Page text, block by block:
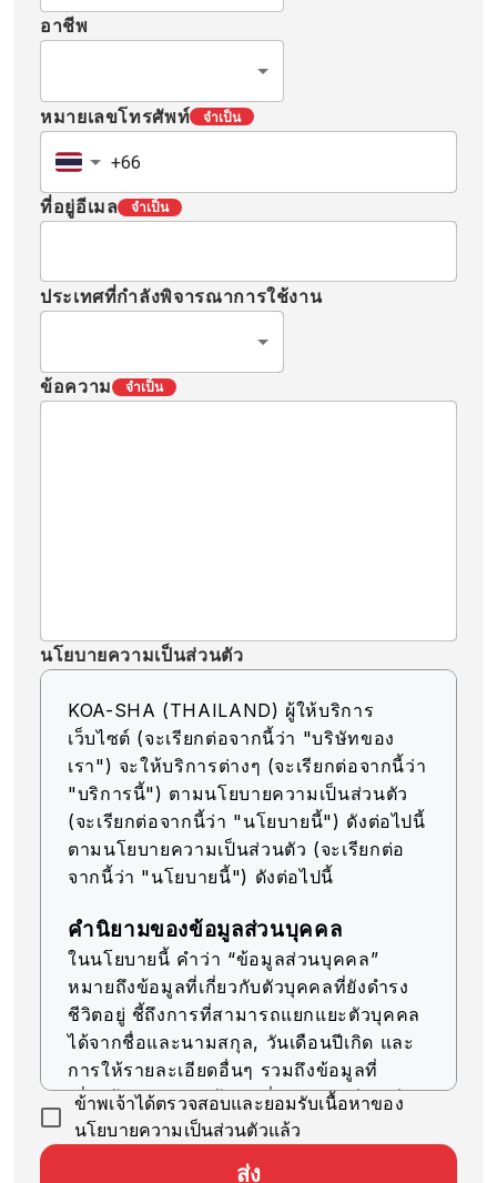
อาชีพ
หมายเลขโทรศัพท์ จำเป็น
ที่อยู่อีเมล จำเป็น
ประเทศที่กำลังพิจารณาการใช้งาน
ข้อความ จำเป็น
นโยบายความเป็นส่วนตัว
KOA-SHA (THAILAND) ผู้ให้บริการ
เว็บไซต์ (จะเรียกต่อจากนี้ว่า "บริษัทของ
เรา") จะให้บริการต่างๆ (จะเรียกต่อจากนี้ว่า
"บริการนี้") ตามนโยบายความเป็นส่วนตัว
(จะเรียกต่อจากนี้ว่า "นโยบายนี้") ดังต่อไปนี้
ตามนโยบายความเป็นส่วนตัว (จะเรียกต่อ
จากนี้ว่า "นโยบายนี้") ดังต่อไปนี้
คำนิยามของข้อมูลส่วนบุคคล
ในนโยบายนี้ คำว่า “ข้อมูลส่วนบุคคล”
หมายถึงข้อมูลที่เกี่ยวกับตัวบุคคลที่ยังดำรง
ชีวิตอยู่ ชี้ถึงการที่สามารถแยกแยะตัวบุคคล
ได้จากชื่อและนามสกุล, วันเดือนปีเกิด และ
การให้รายละเอียดอื่นๆ รวมถึงข้อมูลที่
เกี่ยวข้อง (รวมถึงข้อมูลที่สามารถเทียบเคียง
กับข้อมูลอื่นๆ ได้ง่าย ซึ่งจะช่วยให้สามารถ
ข้าพเจ้าได้ตรวจสอบและยอมรับเนื้อหาของ
นโยบายความเป็นส่วนตัวแล้ว
ส่ง